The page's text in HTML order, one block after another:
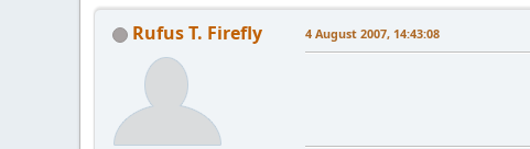
Rufus T. Firefly 4 August 2007, 14:43:08